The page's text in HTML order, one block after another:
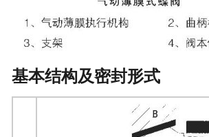
基本结构及密封形式